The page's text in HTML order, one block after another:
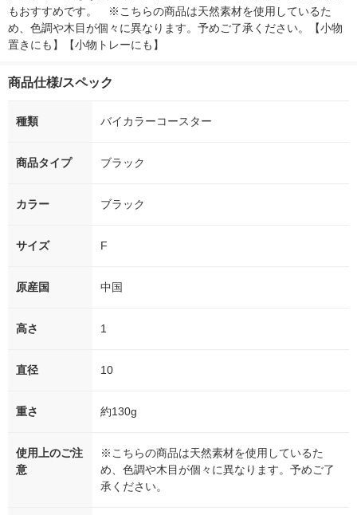
もおすすめです。　※こちらの商品は天然素材を使用しているた
め、色調や木目が個々に異なります。予めご了承ください。【小物
置きにも】【小物トレーにも】
商品仕様/スペック
種類 バイカラーコースター
商品タイプ ブラック
カラー ブラック
サイズ F
原産国 中国
高さ 1
直径 10
重さ 約130g
使用上のご注
意
※こちらの商品は天然素材を使用しているた
め、色調や木目が個々に異なります。予めご了
承ください。